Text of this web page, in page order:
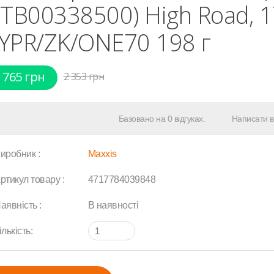
High Road,
ZK/ONE70 198 г
грн 2 353 грн
Базовано на 0 відгуках. Написати
: Maxxis
товару : 4717784039848
: В наявності